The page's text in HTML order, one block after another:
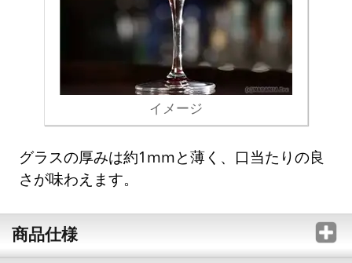
イメージ
グラスの厚みは約1mmと薄く、口当たりの良
さが味わえます。
商品仕様